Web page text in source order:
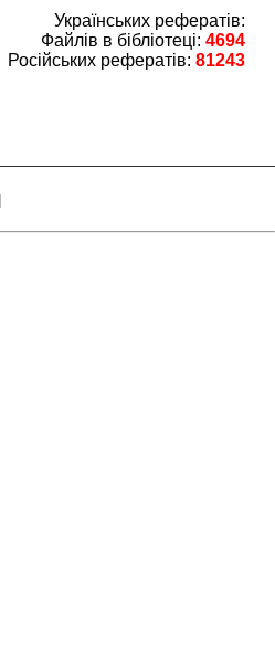
Українських рефератів:
Файлів в бібліотеці:4694
Російських рефератів:81243